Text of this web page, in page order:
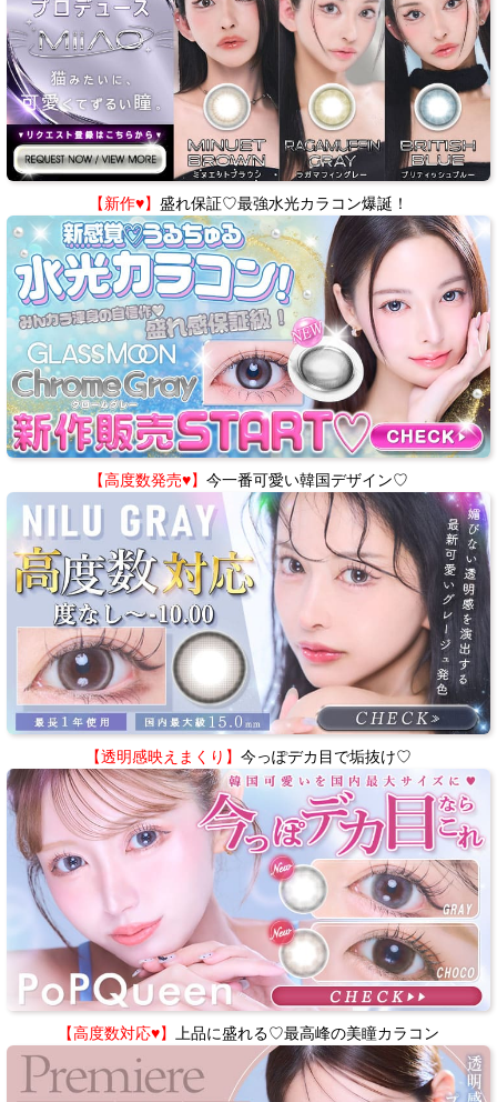
【新作♥】 盛れ保証♡最強水光カラコン爆誕！
【高度数発売♥】 今一番可愛い韓国デザイン♡
【透明感映えまくり】 今っぽデカ目で垢抜け♡
【高度数対応♥】 上品に盛れる♡最高峰の美瞳カラコン